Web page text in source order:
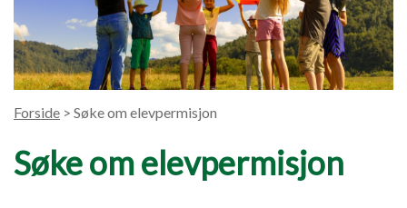
Forside > Søke om elevpermisjon
Søke om elevpermisjon